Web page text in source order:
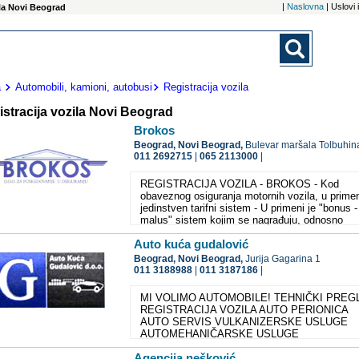
Novi Beograd | Naslovna | Uslovi
Automobili, kamioni, autobusi Registracija vozila
vozila Novi Beograd
Brokos
Beograd, Novi Beograd, Bulevar maršala
011 2692715 |065 2113000
REGISTRACIJA VOZILA - BROKOS - Kod
obaveznog osiguranja motornih vozila, u
jedinstven tarifni sistem - U primeni je "bonus -
malus" sistem kojim se nagrađuju, odnosno
kažnjavaju savesni-nesavesni vozači - Sve
koje se prijave preko jedinstvenog registra šteta,
po kom se, automatski dodeljuju bonus ili malus
osiguranicima - Kod obaveznog osiguranja
vozila za štete koje bi on svojim vozilom naneo
trećim licima ili stvarima - "Brokos" odabrava
pravna lica koja imaju veće vozne parkove (pre
svega za teretna vozila i autobuse),
procenat povraćaja premije osiguranja iz onog
koje Društvo naplati od osiguravajućih društava,
Auto kuća gudalović
Beograd, Novi Beograd,Jurija Gagarina 1
011 3188988 |011 3187186
MI VOLIMO AUTOMOBILE! TEHNIČKI
REGISTRACIJA VOZILA AUTO PERIONICA
AUTO SERVIS VULKANIZERSKE USLUGE
AUTOMEHANIČARSKE USLUGE
AUTOELEKTRIČARSKE USLUGE DOPUNA